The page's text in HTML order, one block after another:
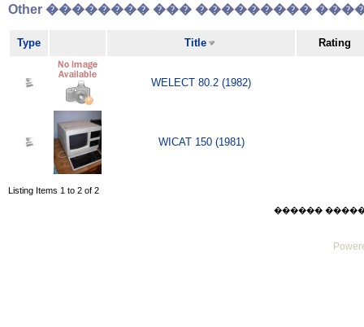
Other �������� ��� ���������
Type Title Rating
WELECT 80.2 (1982)
WICAT 150 (1981)
Listing Items 1 to 2 of 2
������ ������